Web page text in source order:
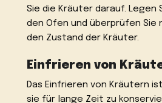
Sie die Kräuter darauf. Legen
den Ofen und überprüfen Sie
den Zustand der Kräuter.
Einfrieren von
Das Einfrieren von Kräutern
sie für lange Zeit zu